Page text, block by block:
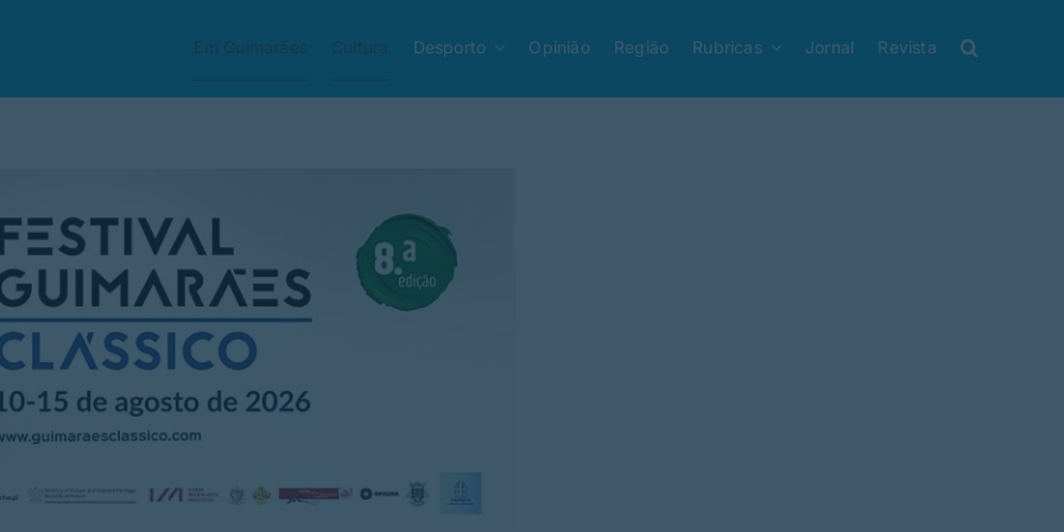
Em Guimarães Cultura Desporto Opinião Região Rubricas Jornal Revista